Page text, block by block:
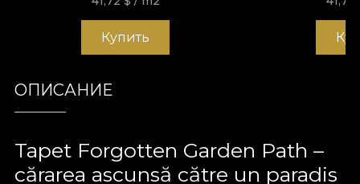
Купить
ОПИСАНИЕ
Tapet Forgotten Garden Path –
cărarea ascunsă către un paradis